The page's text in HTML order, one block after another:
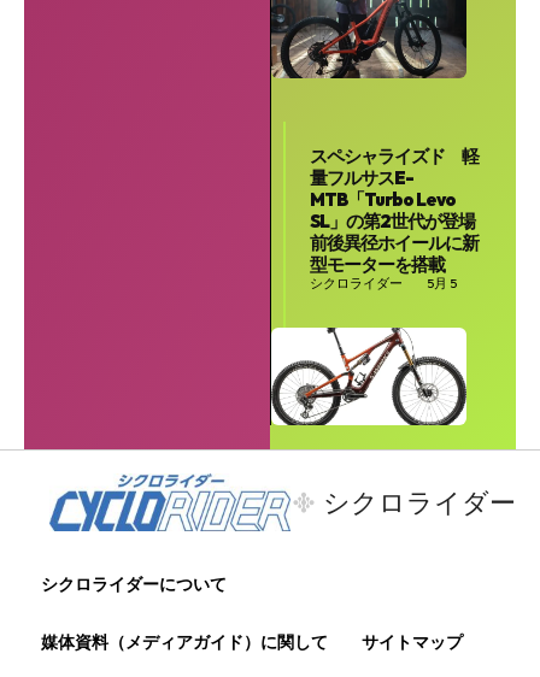
スペシャライズド 軽
量フルサスE-
MTB「Turbo Levo
SL」の第2世代が登場
前後異径ホイールに新
型モーターを搭載
シクロライダー 5月 5
シクロライダー
シクロライダーについて
媒体資料（メディアガイド）に関して サイトマップ